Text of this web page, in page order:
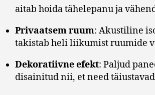
aitab hoida tähelepanu ja
Privaatsem ruum: Akustiline
takistab heli liikumist ruumide
Dekoratiivne efekt: Paljud
disainitud nii, et need